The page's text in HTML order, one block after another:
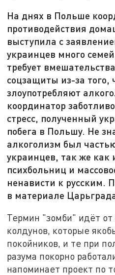
На днях в Польше
противодействия
выступила с
украинцев много
требует
соцзащиты из-за того,
злоупотребляют
координатор
стресс, полученный
побега в Польшу. Не
алкоголизм был
украинцев, так же как
психбольниц и
ненависти к русским.
в материале
Термин "зомби" идёт от
колдунов, которые
покойников, и те при
разума покорно
напоминает проект по